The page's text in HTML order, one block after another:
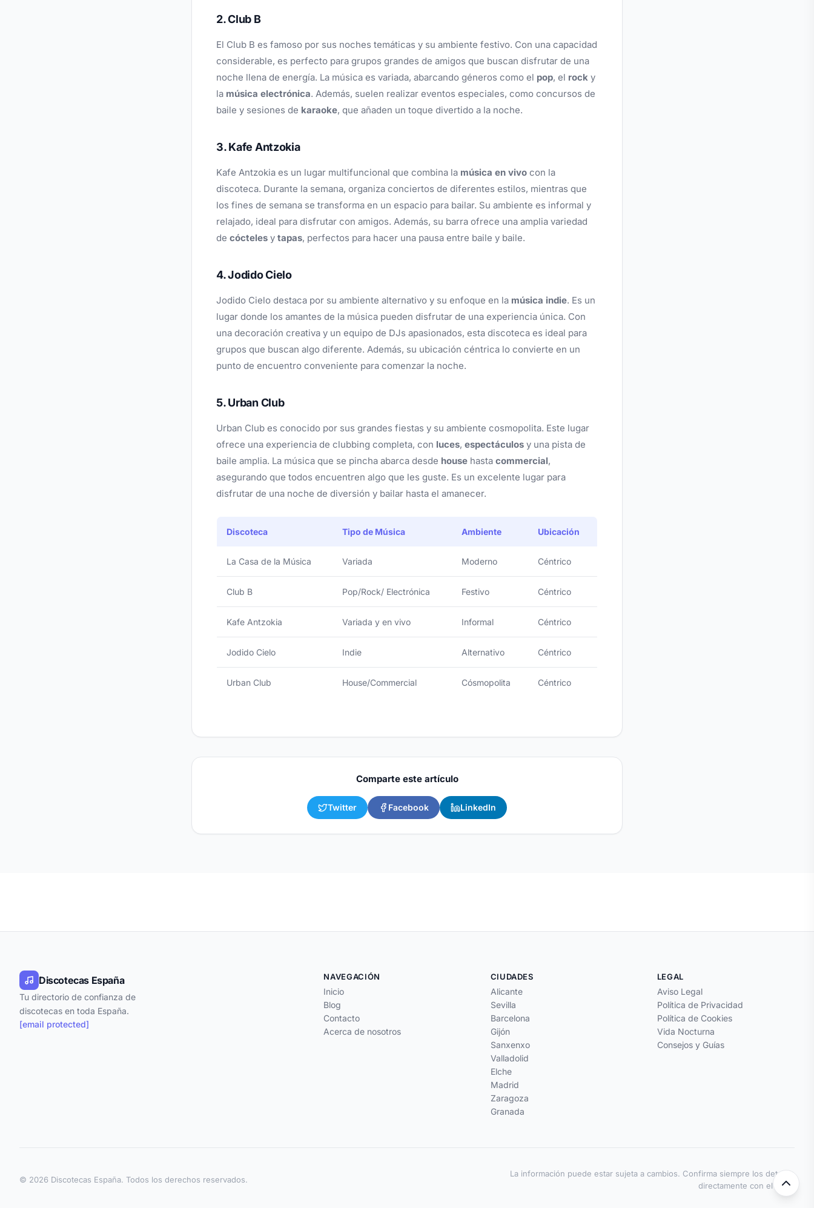
2. Club B
El Club B es famoso por sus noches temáticas y su ambiente festivo. Con una capacidad
considerable, es perfecto para grupos grandes de amigos que buscan disfrutar de una
noche llena de energía. La música es variada, abarcando géneros como el pop, el rock y
la música electrónica. Además, suelen realizar eventos especiales, como concursos de
baile y sesiones de karaoke, que añaden un toque divertido a la noche.
3. Kafe Antzokia
Kafe Antzokia es un lugar multifuncional que combina la música en vivo con la
discoteca. Durante la semana, organiza conciertos de diferentes estilos, mientras que
los fines de semana se transforma en un espacio para bailar. Su ambiente es informal y
relajado, ideal para disfrutar con amigos. Además, su barra ofrece una amplia variedad
de cócteles y tapas, perfectos para hacer una pausa entre baile y baile.
4. Jodido Cielo
Jodido Cielo destaca por su ambiente alternativo y su enfoque en la música indie. Es un
lugar donde los amantes de la música pueden disfrutar de una experiencia única. Con
una decoración creativa y un equipo de DJs apasionados, esta discoteca es ideal para
grupos que buscan algo diferente. Además, su ubicación céntrica lo convierte en un
punto de encuentro conveniente para comenzar la noche.
5. Urban Club
Urban Club es conocido por sus grandes fiestas y su ambiente cosmopolita. Este lugar
ofrece una experiencia de clubbing completa, con luces, espectáculos y una pista de
baile amplia. La música que se pincha abarca desde house hasta commercial,
asegurando que todos encuentren algo que les guste. Es un excelente lugar para
disfrutar de una noche de diversión y bailar hasta el amanecer.
Discoteca Tipo de Música Ambiente Ubicación
La Casa de la Música Variada Moderno Céntrico
Club B Pop/Rock/ Electrónica Festivo Céntrico
Kafe Antzokia Variada y en vivo Informal Céntrico
Jodido Cielo Indie Alternativo Céntrico
Urban Club House/Commercial Cósmopolita Céntrico
Comparte este artículo
Twitter Facebook LinkedIn
Discotecas España
Tu directorio de confianza de
discotecas en toda España.
[email protected]
NAVEGACIÓN
Inicio
Blog
Contacto
Acerca de nosotros
CIUDADES
Alicante
Sevilla
Barcelona
Gijón
Sanxenxo
Valladolid
Elche
Madrid
Zaragoza
Granada
LEGAL
Aviso Legal
Política de Privacidad
Política de Cookies
Vida Nocturna
Consejos y Guías
© 2026 Discotecas España. Todos los derechos reservados.
La información puede estar sujeta a cambios. Confirma siempre los detalles
directamente con el local.